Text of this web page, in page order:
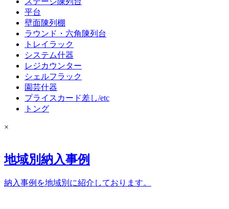
平台
壁面陳列棚
ラウンド・六角陳列台
トレイラック
システム什器
レジカウンター
シェルフラック
園芸什器
プライスカード差し/etc
トング
×
地域別納入事例
納入事例を地域別に紹介しております。